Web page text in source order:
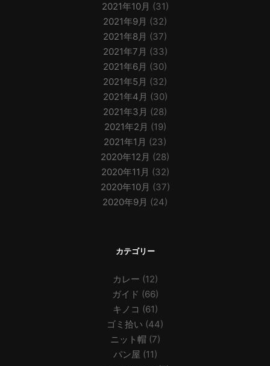
2021年10月 (31)
2021年9月 (32)
2021年8月 (37)
2021年7月 (33)
2021年6月 (30)
2021年5月 (32)
2021年4月 (30)
2021年3月 (28)
2021年2月 (19)
2021年1月 (23)
2020年12月 (28)
2020年11月 (32)
2020年10月 (37)
2020年9月 (24)
カテゴリー
カレー (12)
ガイド (66)
キノコ (61)
ゴミ拾い (44)
ニット帽 (7)
パン屋 (11)